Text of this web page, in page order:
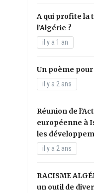
A qui profite la
l’Algérie ?
il y a 1 an
Un poème pour
il y a 2 ans
Réunion de
européenne à
les
il y a 2 ans
RACISME
un outil de